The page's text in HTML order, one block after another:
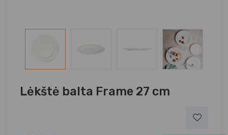
Lėkštė balta Frame 27 cm